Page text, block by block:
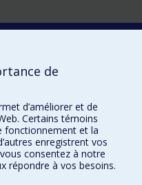
de
d’améliorer et de
Certains témoins
fonctionnement et la
enregistrent vos
consentez à notre
répondre à vos besoins.